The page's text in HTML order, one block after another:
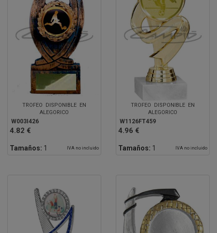
TROFEO DISPONIBLE EN
ALEGORICO
W003I426
4.82 €
Tamaños: 1 IVA no incluido
TROFEO DISPONIBLE EN
ALEGORICO
W1126FT459
4.96 €
Tamaños: 1 IVA no incluido